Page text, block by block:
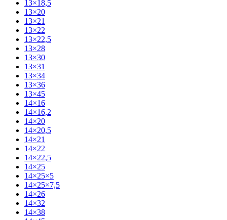
13×18,5
13×20
13×21
13×22
13×22,5
13×28
13×30
13×31
13×34
13×36
13×45
14×16
14×16,2
14×20
14×20,5
14×21
14×22
14×22,5
14×25
14×25×5
14×25×7,5
14×26
14×32
14×38